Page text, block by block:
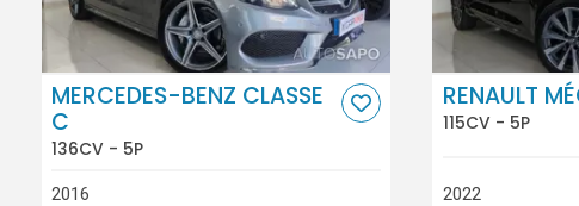
MERCEDES-BENZ CLASSE
C
136CV - 5P
2016
RENAULT
115CV - 5P
2022